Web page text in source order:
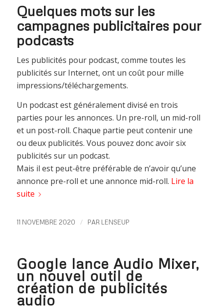
Quelques mots sur les
campagnes publicitaires pour
podcasts
Les publicités pour podcast, comme toutes les
publicités sur Internet, ont un coût pour mille
impressions/téléchargements.
Un podcast est généralement divisé en trois
parties pour les annonces. Un pre-roll, un mid-roll
et un post-roll. Chaque partie peut contenir une
ou deux publicités. Vous pouvez donc avoir six
publicités sur un podcast.
Mais il est peut-être préférable de n’avoir qu’une
annonce pre-roll et une annonce mid-roll. Lire la
suite
11 NOVEMBRE 2020 / PAR LENSEUP
Google lance Audio Mixer,
un nouvel outil de
création de publicités
audio